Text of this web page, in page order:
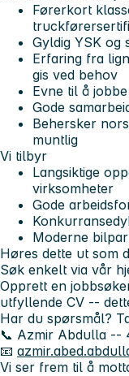
Førerkort
Gyldig YSK og
Erfaring fra
gis ved behov
Evne til å
Gode
Behersker
muntlig
Vi tilbyr
Langsiktige
virksomheter
Gode
Moderne
Høres dette ut som
Søk enkelt via vår
Opprett en
utfyllende CV --
Har du spørsmål?
📞 Azmir Abdulla --
📧
Vi ser frem til å